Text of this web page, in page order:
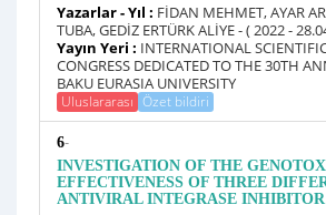
Yazarlar - Yıl : FİDAN MEHMET, AYAR
TUBA, GEDİZ ERTÜRK ALİYE - ( 2022 -
Yayın Yeri : INTERNATIONAL
CONGRESS DEDICATED TO THE 30TH
BAKU EURASIA UNIVERSITY
Uluslararası Özet bildiri
6-
INVESTIGATION OF THE
EFFECTIVENESS OF THREE
ANTIVIRAL INTEGRASE INHIBITOR